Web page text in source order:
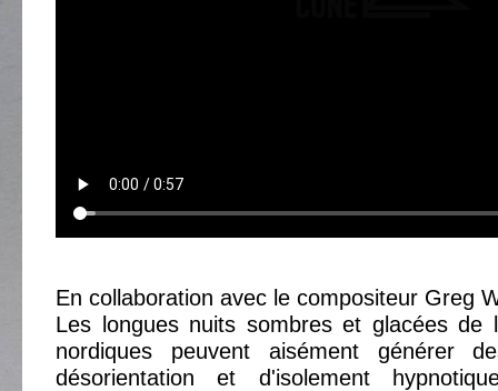
En collaboration avec le compositeur Greg
Les longues nuits sombres et glacées de
nordiques peuvent aisément générer
désorientation et d'isolement